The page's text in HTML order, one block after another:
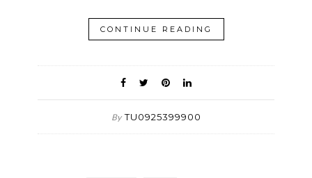
CONTINUE READING
By TU0925399900